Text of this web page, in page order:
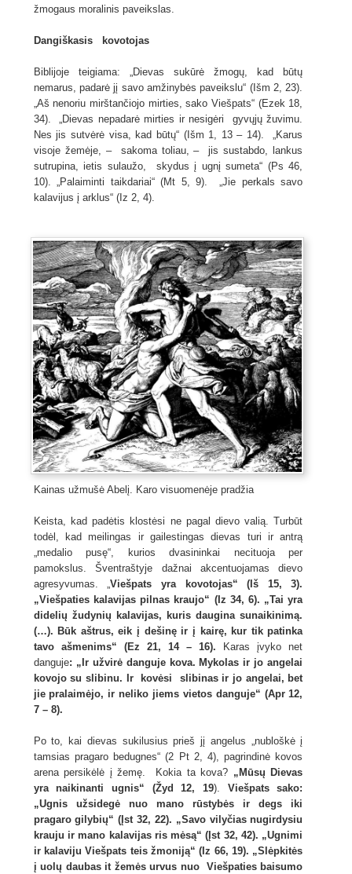
žmogaus moralinis paveikslas.
Dangiškasis kovotojas
Biblijoje teigiama: „Dievas sukūrė žmogų, kad būtų
nemarus, padarė jį savo amžinybės paveikslu“ (Išm 2, 23).
„Aš nenoriu mirštančiojo mirties, sako Viešpats“ (Ezek 18,
34). „Dievas nepadarė mirties ir nesigėri gyvųjų žuvimu.
Nes jis sutvėrė visa, kad būtų“ (Išm 1, 13 – 14). „Karus
visoje žemėje, – sakoma toliau, – jis sustabdo, lankus
sutrupina, ietis sulaužo, skydus į ugnį sumeta“ (Ps 46,
10). „Palaiminti taikdariai“ (Mt 5, 9). „Jie perkals savo
kalavijus į arklus“ (Iz 2, 4).
Kainas užmušė Abelį. Karo visuomenėje pradžia
Keista, kad padėtis klostėsi ne pagal dievo valią. Turbūt
todėl, kad meilingas ir gailestingas dievas turi ir antrą
„medalio pusę“, kurios dvasininkai necituoja per
pamokslus. Šventraštyje dažnai akcentuojamas dievo
agresyvumas. „Viešpats yra kovotojas“ (Iš 15, 3).
„Viešpaties kalavijas pilnas kraujo“ (Iz 34, 6). „Tai yra
didelių žudynių kalavijas, kuris daugina sunaikinimą.
(…). Būk aštrus, eik į dešinę ir į kairę, kur tik patinka
tavo ašmenims“ (Ez 21, 14 – 16).
Karas įvyko net
danguje: „Ir užvirė danguje kova. Mykolas ir jo angelai
kovojo su slibinu. Ir kovėsi slibinas ir jo angelai, bet
jie pralaimėjo, ir neliko jiems vietos danguje“ (Apr 12,
7 – 8).
Po to, kai dievas sukilusius prieš jį angelus „nubloškė į
tamsias pragaro bedugnes“ (2 Pt 2, 4), pagrindinė kovos
arena persikėlė į žemę. Kokia ta kova? „Mūsų Dievas
yra naikinanti ugnis“ (Žyd 12, 19). Viešpats sako:
„Ugnis užsidegė nuo mano rūstybės ir degs iki
pragaro gilybių“ (Įst 32, 22). „Savo vilyčias nugirdysiu
krauju ir mano kalavijas ris mėsą“ (Įst 32, 42). „Ugnimi
ir kalaviju Viešpats teis žmoniją“ (Iz 66, 19). „Slėpkitės
į uolų daubas it žemės urvus nuo Viešpaties baisumo